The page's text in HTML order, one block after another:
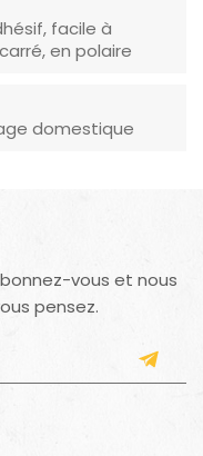
facile à
en polaire
domestique
vous et nous
pensez.